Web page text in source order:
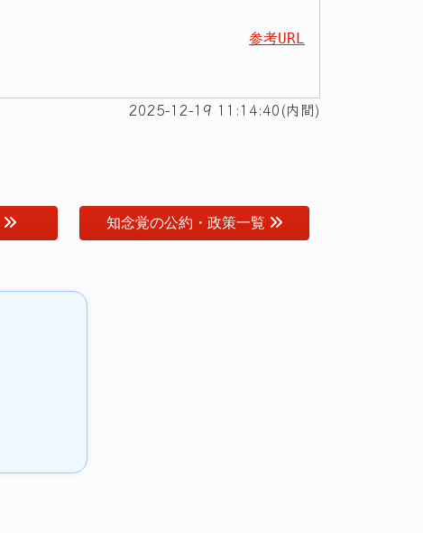
参考URL
2025-12-19 11:14:40(内間)
知念覚の公約・政策一覧